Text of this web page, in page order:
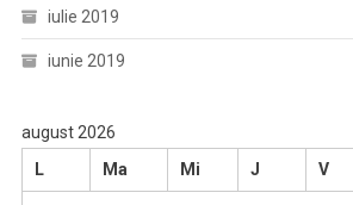
iulie 2019
iunie 2019
august 2026
L
Ma Mi J V